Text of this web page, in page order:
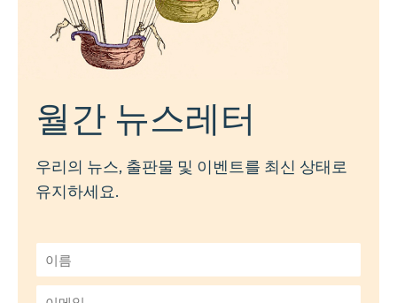
월간 뉴스레터
우리의 뉴스, 출판물 및 이벤트를 최신 상태로
유지하세요.
름
*